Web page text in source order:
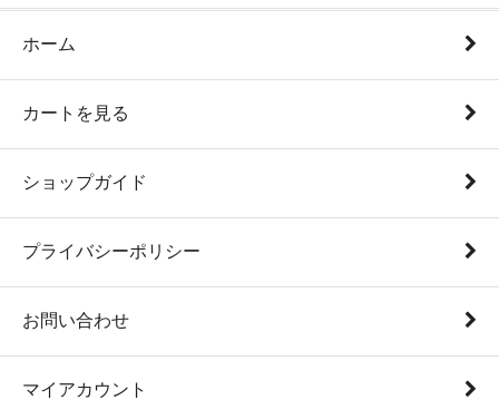
ホーム
カートを見る
ショップガイド
プライバシーポリシー
お問い合わせ
マイアカウント